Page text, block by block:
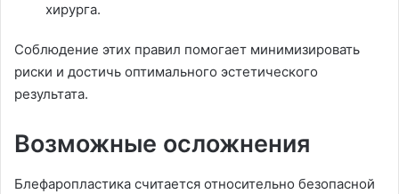
хирурга.
Соблюдение этих правил помогает минимизировать
риски и достичь оптимального эстетического
результата.
Возможные осложнения
Блефаропластика считается относительно безопасной